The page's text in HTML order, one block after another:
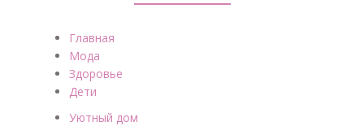
Главная
Мода
Здоровье
Дети
Уютный дом